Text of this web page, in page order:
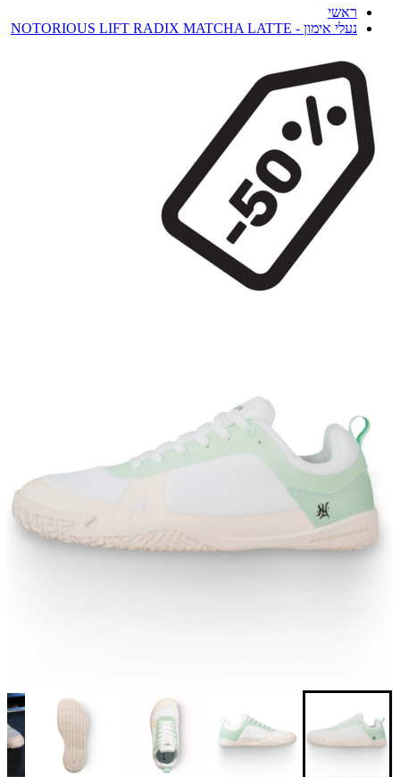
ראשי
נעלי אימון - NOTORIOUS LIFT RADIX MATCHA LATTE